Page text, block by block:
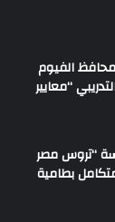
الفيوم
“معايير
“تروس مصر
بطامية